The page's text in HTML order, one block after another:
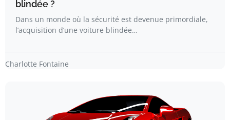
blindée ?
Dans un monde où la sécurité est devenue primordiale,
l’acquisition d’une voiture blindée…
Charlotte Fontaine